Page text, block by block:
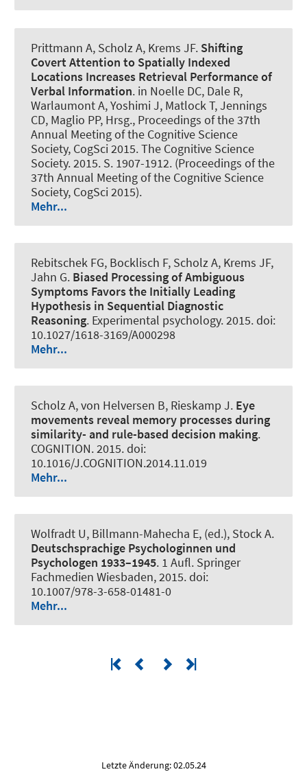
Prittmann A, Scholz A, Krems JF. Shifting
Covert Attention to Spatially Indexed
Locations Increases Retrieval Performance of
Verbal Information. in Noelle DC, Dale R,
Warlaumont A, Yoshimi J, Matlock T, Jennings
CD, Maglio PP, Hrsg., Proceedings of the 37th
Annual Meeting of the Cognitive Science
Society, CogSci 2015. The Cognitive Science
Society. 2015. S. 1907-1912. (Proceedings of the
37th Annual Meeting of the Cognitive Science
Society, CogSci 2015).
Mehr...
Rebitschek FG, Bocklisch F, Scholz A, Krems JF,
Jahn G. Biased Processing of Ambiguous
Symptoms Favors the Initially Leading
Hypothesis in Sequential Diagnostic
Reasoning. Experimental psychology. 2015. doi:
10.1027/1618-3169/A000298
Mehr...
Scholz A, von Helversen B, Rieskamp J. Eye
movements reveal memory processes during
similarity- and rule-based decision making.
COGNITION. 2015. doi:
10.1016/J.COGNITION.2014.11.019
Mehr...
Wolfradt U, Billmann-Mahecha E, (ed.), Stock A.
Deutschsprachige Psychologinnen und
Psychologen 1933–1945. 1 Aufl. Springer
Fachmedien Wiesbaden, 2015. doi:
10.1007/978-3-658-01481-0
Mehr...
Letzte Änderung: 02.05.24